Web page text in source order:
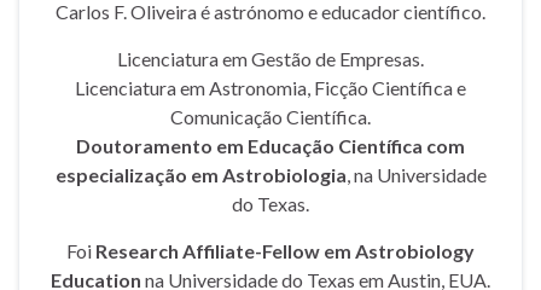
Carlos F. Oliveira é astrónomo e educador científico.
Licenciatura em Gestão de Empresas.
Licenciatura em Astronomia, Ficção Científica e
Comunicação Científica.
Doutoramento em Educação Científica com
especialização em Astrobiologia, na Universidade
do Texas.
Foi Research Affiliate-Fellow em Astrobiology
Education na Universidade do Texas em Austin, EUA.